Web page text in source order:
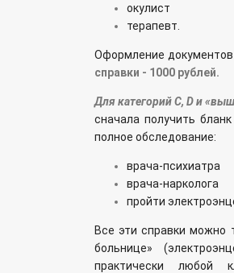
окулист
терапевт.
Оформление
справки - 1000 рублей.
Для категорий С, D и
сначала получить
полное обследование:
врача-психиатра
врача-нарколога
пройти
Все эти справки можно
больнице»
практически любой